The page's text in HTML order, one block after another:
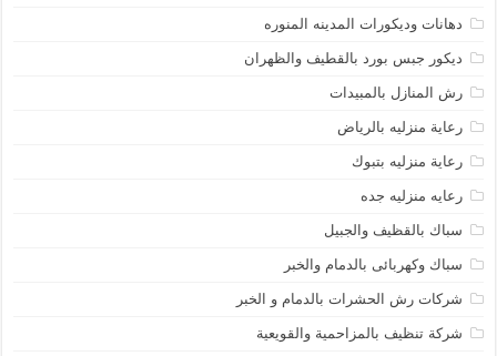
دهانات وديكورات المدينه المنوره
ديكور جبس بورد بالقطيف والظهران
رش المنازل بالمبيدات
رعاية منزليه بالرياض
رعاية منزليه بتبوك
رعايه منزليه جده
سباك بالقظيف والجبيل
سباك وكهربائى بالدمام والخبر
شركات رش الحشرات بالدمام و الخبر
شركة تنظيف بالمزاحمية والقويعية